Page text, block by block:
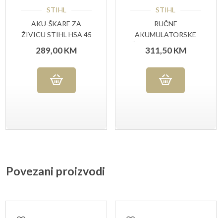
STIHL
AKU-ŠKARE ZA
ŽIVICU STIHL HSA 45
289,00KM
STIHL
RUČNE
AKUMULATORSKE
ŠKARE STIHL HSA 26
SET
311,50KM
Povezani proizvodi